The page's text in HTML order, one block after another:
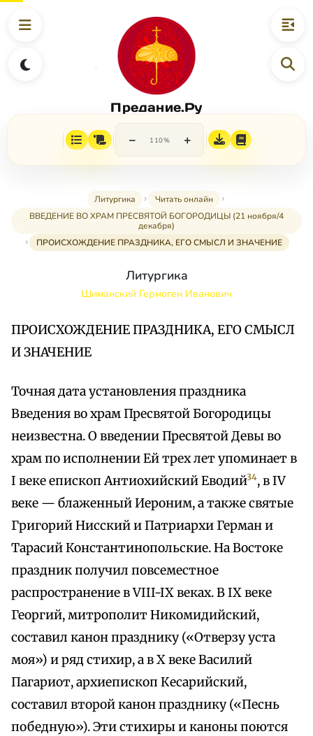
Предание.Ру
− 110% +
Литургика
Читать онлайн
ВВЕДЕНИЕ ВО ХРАМ ПРЕСВЯТОЙ БОГОРОДИЦЫ (21 ноября/4
декабря)
ПРОИСХОЖДЕНИЕ ПРАЗДНИКА, ЕГО СМЫСЛ И ЗНАЧЕНИЕ
Литургика
Шиманский Гермоген Иванович
ПРОИСХОЖДЕНИЕ ПРАЗДНИКА, ЕГО СМЫСЛ
И ЗНАЧЕНИЕ
Точная дата установления праздника
Введения во храм Пресвятой Богородицы
неизвестна. О введении Пресвятой Девы во
храм по исполнении Ей трех лет упоминает в
I веке епископ Антиохийский Еводий34, в IV
веке — блаженный Иероним, а также святые
Григорий Нисский и Патриархи Герман и
Тарасий Константинопольские. На Востоке
праздник получил повсеместное
распространение в VIII-IX веках. В IX веке
Георгий, митрополит Никомидийский,
составил канон празднику («Отверзу уста
моя») и ряд стихир, а в X веке Василий
Пагариот, архиепископ Кесарийский,
составил второй канон празднику («Песнь
победную»). Эти стихиры и каноны поются